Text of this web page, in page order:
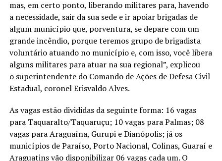
mas, em certo ponto, liberando militares para, havendo
a necessidade, sair da sua sede e ir apoiar brigadas de
algum município que, porventura, se depare com um
grande incêndio, porque teremos grupo de brigadista
voluntário atuando no município e, com isso, você libera
alguns militares para atuar na sua regional”, explicou
o superintendente do Comando de Ações de Defesa Civil
Estadual, coronel Erisvaldo Alves.
As vagas estão divididas da seguinte forma: 16 vagas
para Taquaralto/Taquaruçu; 10 vagas para Palmas; 08
vagas para Araguaína, Gurupi e Dianópolis; já os
municípios de Paraíso, Porto Nacional, Colinas, Guaraí e
Araguatins vão disponibilizar 06 vagas cada um. O